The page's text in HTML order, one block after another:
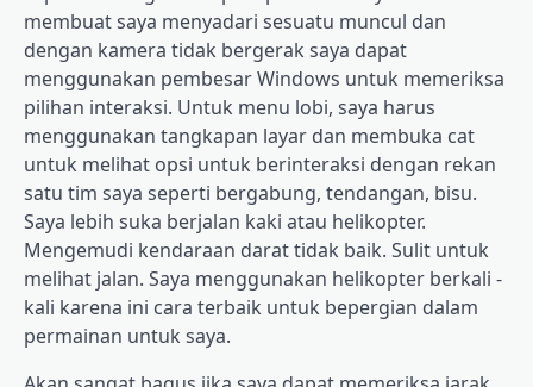
membuat saya menyadari sesuatu muncul dan
dengan kamera tidak bergerak saya dapat
menggunakan pembesar Windows untuk memeriksa
pilihan interaksi. Untuk menu lobi, saya harus
menggunakan tangkapan layar dan membuka cat
untuk melihat opsi untuk berinteraksi dengan rekan
satu tim saya seperti bergabung, tendangan, bisu.
Saya lebih suka berjalan kaki atau helikopter.
Mengemudi kendaraan darat tidak baik. Sulit untuk
melihat jalan. Saya menggunakan helikopter berkali -
kali karena ini cara terbaik untuk bepergian dalam
permainan untuk saya.